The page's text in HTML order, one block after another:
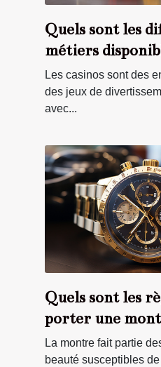
Quels sont les
métiers
casino ?
Les casinos sont des
des jeux de
avec...
Quels sont les
porter une
?
La montre fait partie
beauté susceptibles